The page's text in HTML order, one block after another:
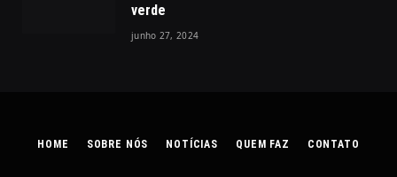
verde
junho 27, 2024
HOME SOBRE NÓS NOTÍCIAS QUEM FAZ CONTATO